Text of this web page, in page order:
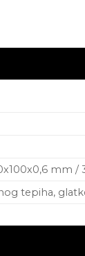
mm /
tepiha,